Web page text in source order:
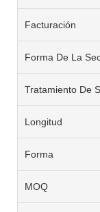
Facturación
Forma De La
Tratamiento De
Longitud
Forma
MOQ